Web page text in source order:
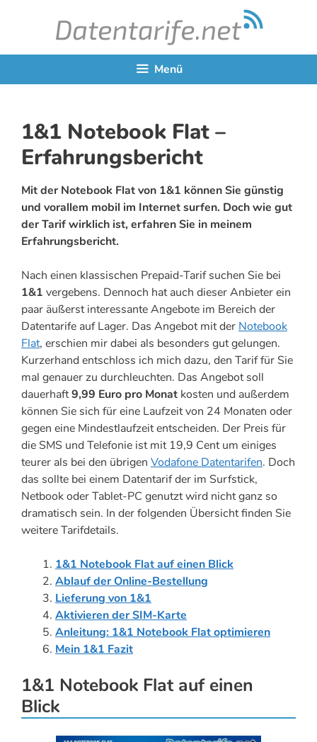
Menü
1&1 Notebook Flat –
Erfahrungsbericht
Mit der Notebook Flat von 1&1 können Sie günstig
und vorallem mobil im Internet surfen. Doch wie gut
der Tarif wirklich ist, erfahren Sie in meinem
Erfahrungsbericht.
Nach einen klassischen Prepaid-Tarif suchen Sie bei
1&1 vergebens. Dennoch hat auch dieser Anbieter ein
paar äußerst interessante Angebote im Bereich der
Datentarife auf Lager. Das Angebot mit der Notebook
Flat, erschien mir dabei als besonders gut gelungen.
Kurzerhand entschloss ich mich dazu, den Tarif für Sie
mal genauer zu durchleuchten. Das Angebot soll
dauerhaft9,99 Euro pro Monat kosten und außerdem
können Sie sich für eine Laufzeit von 24 Monaten oder
gegen eine Mindestlaufzeit entscheiden. Der Preis für
die SMS und Telefonie ist mit 19,9 Cent um einiges
teurer als bei den übrigen Vodafone Datentarifen. Doch
das sollte bei einem Datentarif der im Surfstick,
Netbook oder Tablet-PC genutzt wird nicht ganz so
dramatisch sein. In der folgenden Übersicht finden Sie
weitere Tarifdetails.
1&1 Notebook Flat auf einen Blick
Ablauf der Online-Bestellung
Lieferung von 1&1
Aktivieren der SIM-Karte
Anleitung: 1&1 Notebook Flat optimieren
Mein 1&1 Fazit
1&1 Notebook Flat auf einen
Blick